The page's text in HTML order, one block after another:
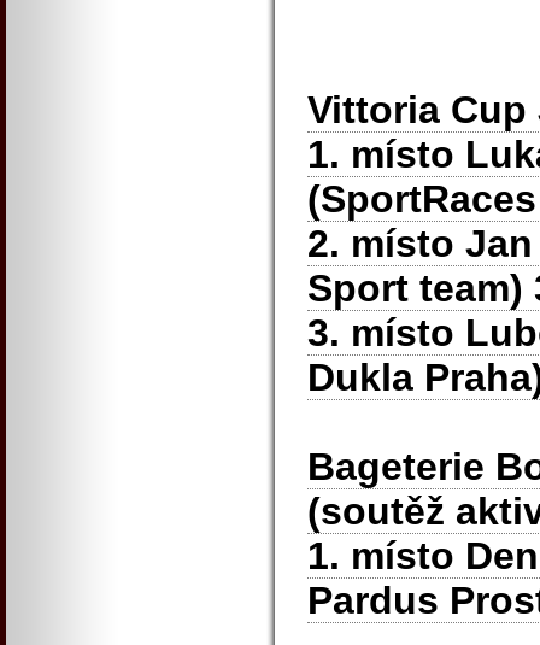
Vittoria
1. místo
2. místo
Sport team)
3. místo
Dukla
Bageterie
(soutěž
1. místo
Pardus